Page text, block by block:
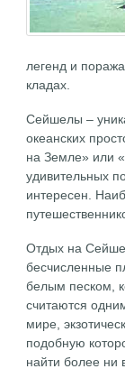
легенд и
кладах.
Сейшелы –
океанских
на Земле» или
удивительных
интересен.
Отдых на
бесчисленные
белым песком,
считаются
мире,
подобную
найти более ни